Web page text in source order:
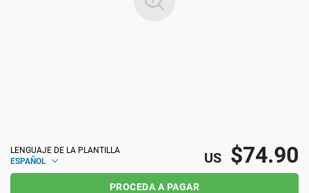
LENGUAJE DE LA PLANTILLA
ESPAÑOL
US $74.90
PROCEDA A PAGAR